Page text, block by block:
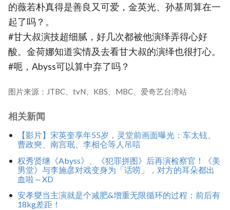
的薇若朴真得是善良又可爱，金英光、孙基周算在一
起了吗？。
#甘大叔演技超细腻，好几次都被他演绎弄得心好
酸。金荷娜知道实情及去看甘大叔的演绎也很打心。
#呃，Abyss可以算中弃了吗？
图片来源：JTBC、tvN、KBS、MBC、爱奇艺台湾站
相关新闻
【影片】宋英奎享年55岁，灵堂前画面曝光：车太铉、
曹政奭、南宫珉、李相仑等人吊唁
权秀贤继《Abyss》、《犯罪拼图》后再演检察官！《美
男堂》与李施彦对戏变身为「话唠」，对方的耳朵都出
血啦～XD
安孝燮当主演就是个减肥&增重无限循环的过程：前后有
18kg差距！